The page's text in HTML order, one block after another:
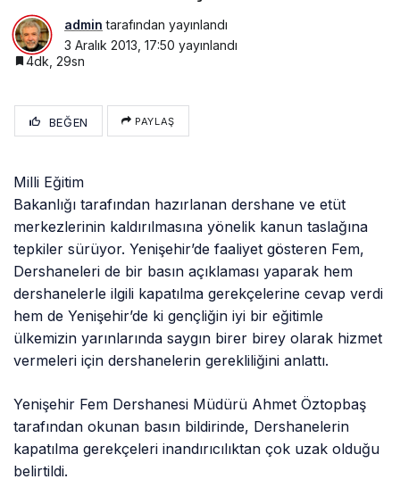
admin tarafından yayınlandı
3 Aralık 2013, 17:50 yayınlandı
4dk, 29sn
BEĞEN PAYLAŞ
Milli Eğitim
Bakanlığı tarafından hazırlanan dershane ve etüt
merkezlerinin kaldırılmasına yönelik kanun taslağına
tepkiler sürüyor. Yenişehir’de faaliyet gösteren Fem,
Dershaneleri de bir basın açıklaması yaparak hem
dershanelerle ilgili kapatılma gerekçelerine cevap verdi
hem de Yenişehir’de ki gençliğin iyi bir eğitimle
ülkemizin yarınlarında saygın birer birey olarak hizmet
vermeleri için dershanelerin gerekliliğini anlattı.
Yenişehir Fem Dershanesi Müdürü Ahmet Öztopbaş
tarafından okunan basın bildirinde, Dershanelerin
kapatılma gerekçeleri inandırıcılıktan çok uzak olduğu
belirtildi.